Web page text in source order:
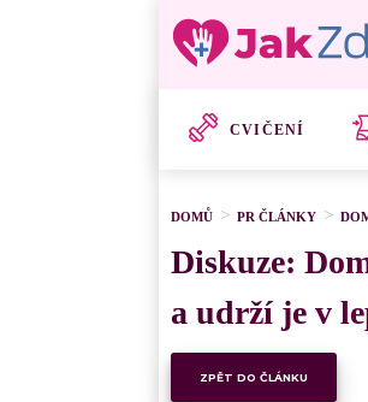
CVIČENÍ
DOMŮ PR ČLÁNKY
Diskuze:
a udrží je v
ZPĚT DO ČLÁNKU